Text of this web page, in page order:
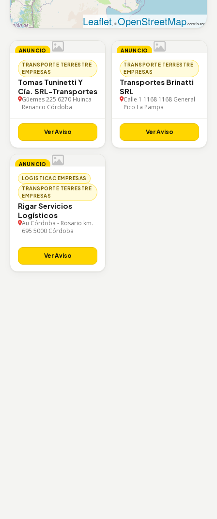
Leaflet , ©OpenStreetMapcontributors
ANUNCIO
TRANSPORTE TERRESTRE
EMPRESAS
Tomas Tuninetti Y
Cía. SRL-Transportes
Güemes 225 6270 Huinca
Renanco Córdoba
Ver Aviso
ANUNCIO
TRANSPORTE TERRESTRE
EMPRESAS
Transportes Brinatti
SRL
Calle 1 1168 1168 General
Pico La Pampa
Ver Aviso
ANUNCIO
LOGISTICAC EMPRESAS
TRANSPORTE TERRESTRE
EMPRESAS
Rigar Servicios
Logísticos
Au Córdoba - Rosario km.
695 5000 Córdoba
Ver Aviso